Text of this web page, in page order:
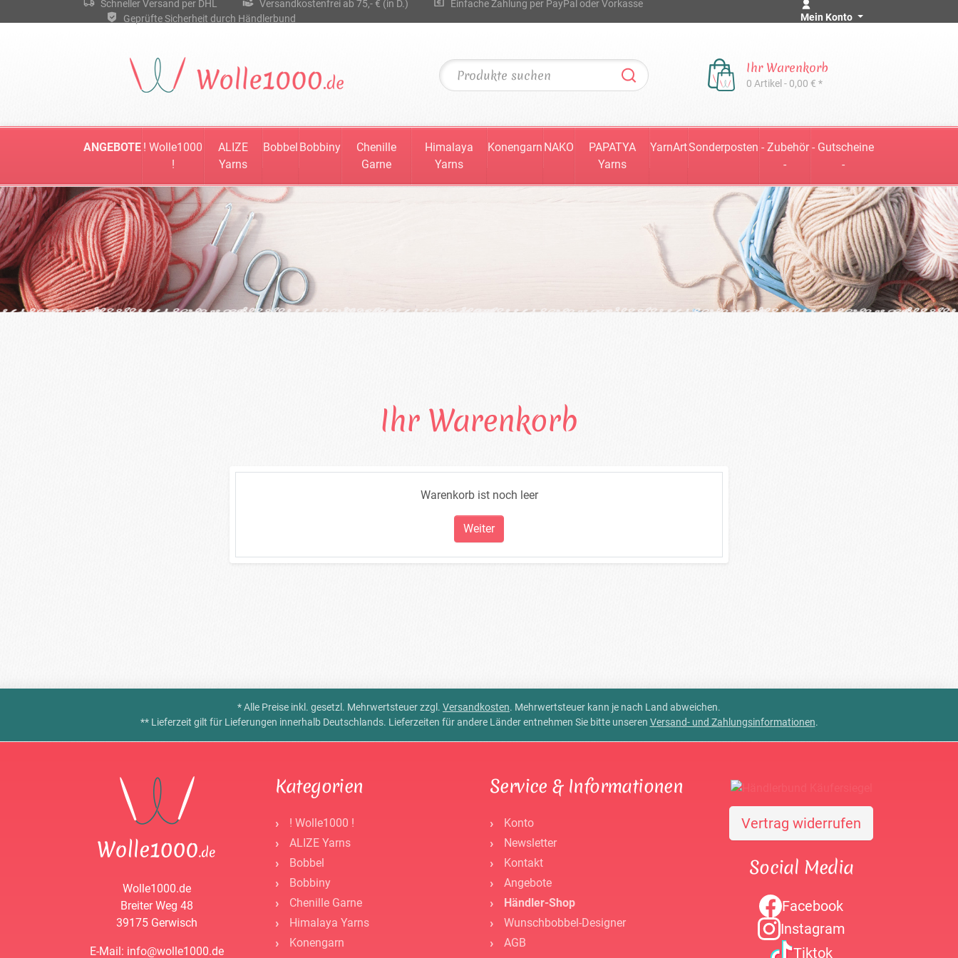
Schneller Versand per DHL Versandkostenfrei ab 75,- € (in D.)
Einfache Zahlung per PayPal oder Vorkasse
Geprüfte Sicherheit durch Händlerbund
Mein Konto
Ihr Warenkorb
0 Artikel - 0,00 € *
ANGEBOTE ! Wolle1000
!
ALIZE
Yarns
Bobbel Bobbiny
Chenille
Garne
Himalaya
Yarns
Konengarn NAKO
PAPATYA
Yarns
YarnArtSonderposten - Zubehör
-
- Gutscheine
-
Ihr Warenkorb
Warenkorb ist noch leer
Weiter
* Alle Preise inkl. gesetzl. Mehrwertsteuer zzgl. Versandkosten. Mehrwertsteuer kann je nach Land abweichen.
** Lieferzeit gilt für Lieferungen innerhalb Deutschlands. Lieferzeiten für andere Länder entnehmen Sie bitte unseren Versand- und Zahlungsinformationen.
Wolle1000.de
Breiter Weg 48
39175 Gerwisch
E-Mail: info@wolle1000.de
Kategorien
! Wolle1000 !
ALIZE Yarns
Bobbel
Bobbiny
Chenille Garne
Himalaya Yarns
Konengarn
Service & Informationen
Konto
Newsletter
Kontakt
Angebote
Händler-Shop
Wunschbobbel-Designer
AGB
Vertrag widerrufen
Social Media
Facebook
Instagram
Tiktok